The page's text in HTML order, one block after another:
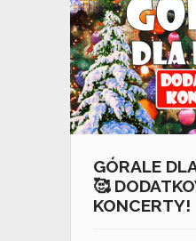
GÓRALE
🥰
KONCERTY!